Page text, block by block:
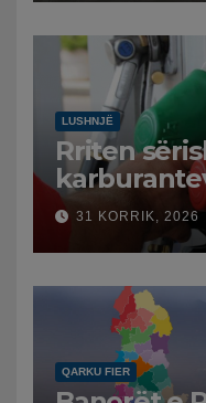
LUSHNJË
Rriten
Tensionet
Mesme
dhe
31 KORRIK, 2026
QARKU FIER